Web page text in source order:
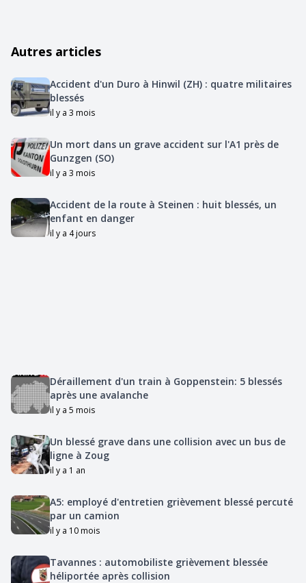
Autres articles
Accident d'un Duro à Hinwil (ZH) : quatre militaires
blessés
il y a 3 mois
Un mort dans un grave accident sur l'A1 près de
Gunzgen (SO)
il y a 3 mois
Accident de la route à Steinen : huit blessés, un
enfant en danger
il y a 4 jours
Déraillement d'un train à Goppenstein: 5 blessés
après une avalanche
il y a 5 mois
Un blessé grave dans une collision avec un bus de
ligne à Zoug
il y a 1 an
A5: employé d'entretien grièvement blessé percuté
par un camion
il y a 10 mois
Tavannes : automobiliste grièvement blessée
héliportée après collision